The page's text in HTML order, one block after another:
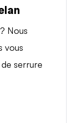
Nous
vous
serrure